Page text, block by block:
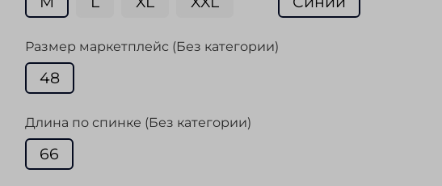
Размер маркетплейс (Без категории)
48
Длина по спинке (Без категории)
66